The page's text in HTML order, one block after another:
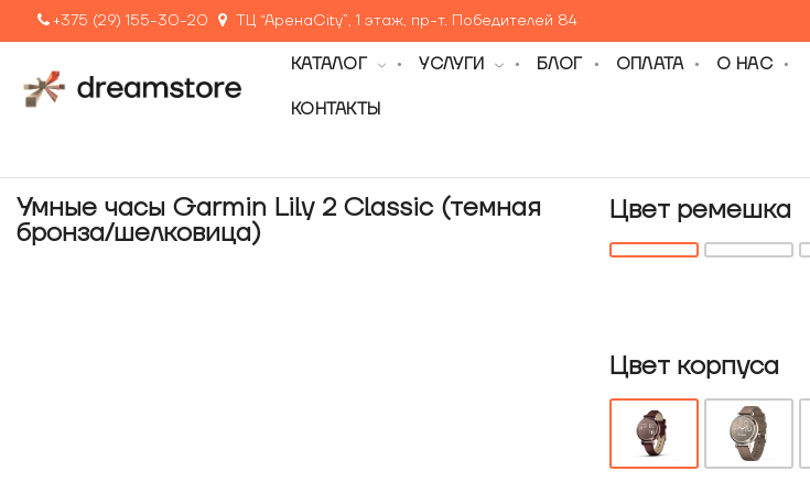
+375 (29) 155-30-20 ТЦ “АренаCity”, 1 этаж, пр-т. Победителей 84
КАТАЛОГ УСЛУГИ БЛОГ ОПЛАТА О НАС
КОНТАКТЫ
Умные часы Garmin Lily 2 Classic (темная
бронза/шелковица)
Цвет ремешка
Цвет корпуса